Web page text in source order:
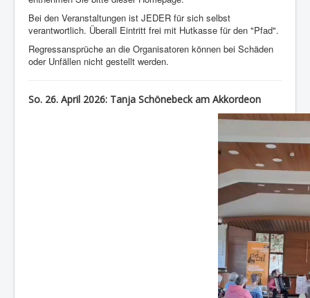
Bei den Veranstaltungen ist JEDER für sich selbst
verantwortlich. Überall Eintritt frei mit Hutkasse für den "Pfad".
Regressansprüche an die Organisatoren können bei Schäden
oder Unfällen nicht gestellt werden.
So. 26. April 2026: Tanja Schönebeck am Akkordeon